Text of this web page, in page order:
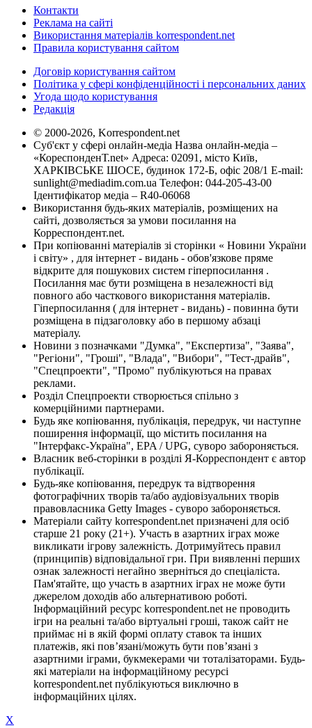
Контакти
Реклама на сайті
Використання матеріалів korrespondent.net
Правила користування сайтом
Договір користування сайтом
Політика у сфері конфіденційності і персональних даних
Угода щодо користування
Редакція
© 2000-2026, Korrespondent.net
Суб'єкт у сфері онлайн-медіа Назва онлайн-медіа –
«КореспонденТ.net» Адреса: 02091, місто Київ,
ХАРКІВСЬКЕ ШОСЕ, будинок 172-Б, офіс 208/1 E-mail:
sunlight@mediadim.com.ua Телефон: 044-205-43-00
Ідентифікатор медіа – R40-06068
Використання будь-яких матеріалів, розміщених на
сайті, дозволяється за умови посилання на
Корреспондент.net.
При копіюванні матеріалів зі сторінки « Новини України
і світу» , для інтернет - видань - обов'язкове пряме
відкрите для пошукових систем гіперпосилання .
Посилання має бути розміщена в незалежності від
повного або часткового використання матеріалів.
Гіперпосилання ( для інтернет - видань) - повинна бути
розміщена в підзаголовку або в першому абзаці
матеріалу.
Новини з позначками "Думка", "Експертиза", "Заява",
"Регіони", "Гроші", "Влада", "Вибори", "Тест-драйв",
"Спецпроекти", "Промо" публікуються на правах
реклами.
Розділ Спецпроекти створюється спільно з
комерційними партнерами.
Будь яке копіювання, публікація, передрук, чи наступне
поширення інформації, що містить посилання на
"Інтерфакс-Україна", EPA / UPG, суворо забороняється.
Власник веб-сторінки в розділі Я-Корреспондент є автор
публікації.
Будь-яке копіювання, передрук та відтворення
фотографічних творів та/або аудіовізуальних творів
правовласника Getty Images - суворо забороняється.
Матеріали сайту korrespondent.net призначені для осіб
старше 21 року (21+). Участь в азартних іграх може
викликати ігрову залежність. Дотримуйтесь правил
(принципів) відповідальної гри. При виявленні перших
ознак залежності негайно зверніться до спеціаліста.
Пам'ятайте, що участь в азартних іграх не може бути
джерелом доходів або альтернативою роботі.
Інформаційний ресурс korrespondent.net не проводить
ігри на реальні та/або віртуальні гроші, також сайт не
приймає ні в якій формі оплату ставок та інших
платежів, які пов’язані/можуть бути пов’язані з
азартними іграми, букмекерами чи тоталізаторами. Будь-
які матеріали на інформаційному ресурсі
korrespondent.net публікуються виключно в
інформаційних цілях.
X